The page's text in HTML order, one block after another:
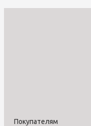
Покупателям